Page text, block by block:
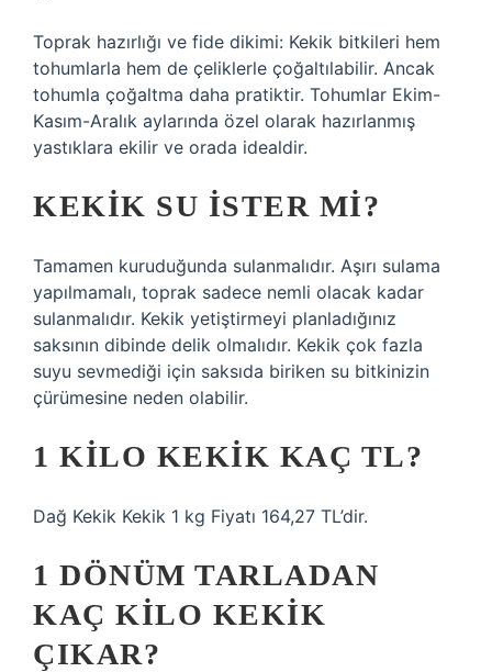
Toprak hazırlığı ve fide dikimi: Kekik bitkileri hem
tohumlarla hem de çeliklerle çoğaltılabilir. Ancak
tohumla çoğaltma daha pratiktir. Tohumlar Ekim-
Kasım-Aralık aylarında özel olarak hazırlanmış
yastıklara ekilir ve orada idealdir.
KEKIK SU ISTER MI?
Tamamen kuruduğunda sulanmalıdır. Aşırı sulama
yapılmamalı, toprak sadece nemli olacak kadar
sulanmalıdır. Kekik yetiştirmeyi planladığınız
saksının dibinde delik olmalıdır. Kekik çok fazla
suyu sevmediği için saksıda biriken su bitkinizin
çürümesine neden olabilir.
1 KILO KEKIK KAÇ TL?
Dağ Kekik Kekik 1 kg Fiyatı 164,27 TL’dir.
1 DÖNÜM TARLADAN
KAÇ KILO KEKIK
ÇIKAR?